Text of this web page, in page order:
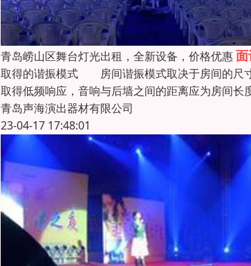
青岛崂山区舞台灯光出租，全新设备，价格优惠面
取得的谐振模式 房间谐振模式取决于房间的尺
取得低频响应，音响与后墙之间的距离应为房间
青岛声海演出器材有限公司
23-04-17 17:48:01